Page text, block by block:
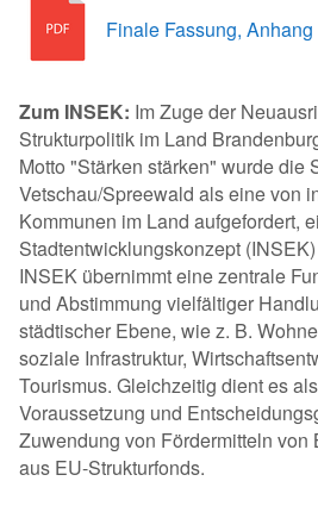
Finale Fassung, Anhang
Zum INSEK: Im Zuge der
Strukturpolitik im Land
Motto "Stärken stärken" wurde die
Vetschau/Spreewald als eine von
Kommunen im Land aufgefordert,
Stadtentwicklungskonzept
INSEK übernimmt eine zentrale
und Abstimmung vielfältiger
städtischer Ebene, wie z. B.
soziale Infrastruktur,
Tourismus. Gleichzeitig dient es
Voraussetzung und
Zuwendung von Fördermitteln von
aus EU-Strukturfonds.